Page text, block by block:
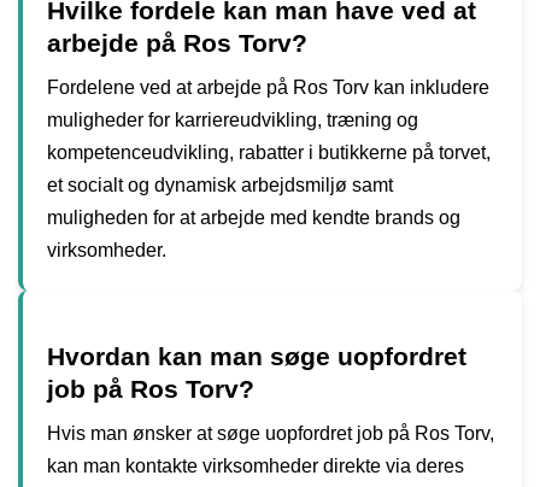
Hvilke fordele kan man have ved at
arbejde på Ros Torv?
Fordelene ved at arbejde på Ros Torv kan inkludere
muligheder for karriereudvikling, træning og
kompetenceudvikling, rabatter i butikkerne på torvet,
et socialt og dynamisk arbejdsmiljø samt
muligheden for at arbejde med kendte brands og
virksomheder.
Hvordan kan man søge uopfordret
job på Ros Torv?
Hvis man ønsker at søge uopfordret job på Ros Torv,
kan man kontakte virksomheder direkte via deres